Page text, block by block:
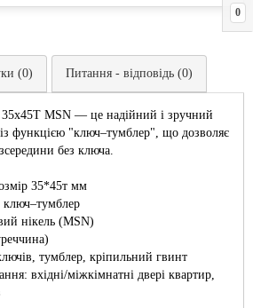
0
(0) Питання - відповідь (0)
MSN — це надійний і зручний
функцією "ключ–тумблер", що дозволяє
без ключа.
35*45т мм
нікель (MSN)
тумблер, кріпильний гвинт
вхідні/міжкімнатні двері квартир,